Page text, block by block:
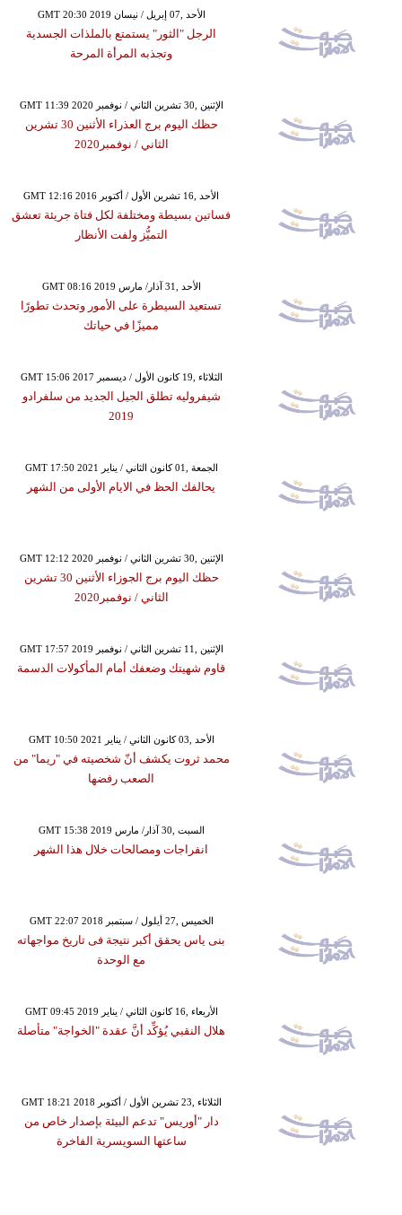
GMT 20:30 2019 الأحد ,07 إبريل / نيسان
الرجل "الثور" يستمتع بالملذات الجسدية
وتجذبه المرأة المرحة
GMT 11:39 2020 الإثنين ,30 تشرين الثاني / نوفمبر
حظك اليوم برج العذراء الأثنين 30 تشرين
الثاني / نوفمبر2020
GMT 12:16 2016 الأحد ,16 تشرين الأول / أكتوبر
فساتين بسيطة ومختلفة لكل فتاة جريئة تعشق
التميُّز ولفت الأنظار
GMT 08:16 2019 الأحد ,31 آذار/ مارس
تستعيد السيطرة على الأمور وتحدث تطورًا
مميزًا في حياتك
GMT 15:06 2017 الثلاثاء ,19 كانون الأول / ديسمبر
شيفروليه تطلق الجيل الجديد من سلفرادو
2019
GMT 17:50 2021 الجمعة ,01 كانون الثاني / يناير
يحالفك الحظ في الايام الأولى من الشهر
GMT 12:12 2020 الإثنين ,30 تشرين الثاني / نوفمبر
حظك اليوم برج الجوزاء الأثنين 30 تشرين
الثاني / نوفمبر2020
GMT 17:57 2019 الإثنين ,11 تشرين الثاني / نوفمبر
قاوم شهيتك وضعفك أمام المأكولات الدسمة
GMT 10:50 2021 الأحد ,03 كانون الثاني / يناير
محمد ثروت يكشف أنّ شخصيته في "ريما" من
الصعب رفضها
GMT 15:38 2019 السبت ,30 آذار/ مارس
انفراجات ومصالحات خلال هذا الشهر
GMT 22:07 2018 الخميس ,27 أيلول / سبتمبر
بنى ياس يحقق أكبر نتيجة فى تاريخ مواجهاته
مع الوحدة
GMT 09:45 2019 الأربعاء ,16 كانون الثاني / يناير
هلال النقبي يُؤكِّد أنَّ عقدة "الخواجة" متأصلة
GMT 18:21 2018 الثلاثاء ,23 تشرين الأول / أكتوبر
دار "أوريس" تدعم البيئة بإصدار خاص من
ساعتها السويسرية الفاخرة